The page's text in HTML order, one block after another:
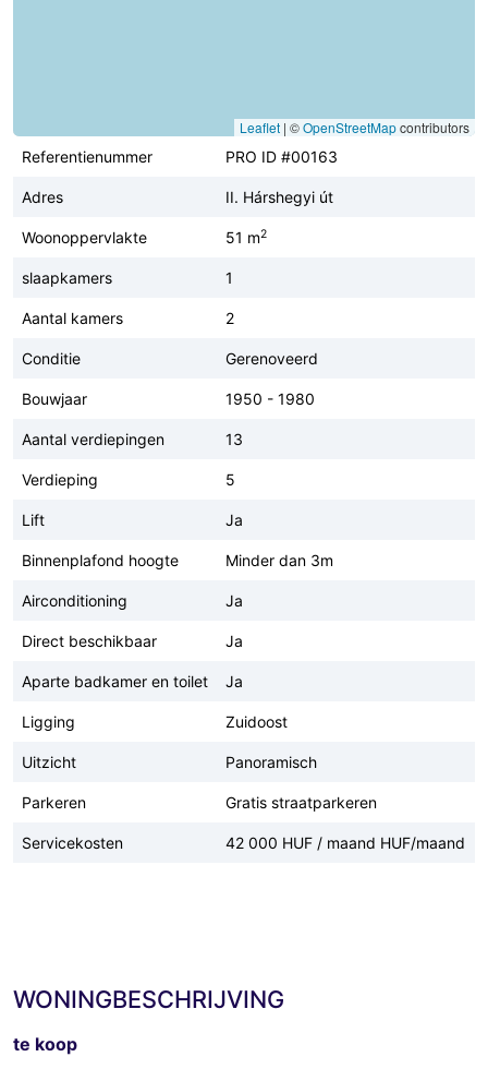
Leaflet | ©OpenStreetMapcontributors
Referentienummer
PRO ID #00163
Adres II. Hárshegyi út
Woonoppervlakte 51 m2
slaapkamers 1
Aantal kamers 2
Conditie Gerenoveerd
Bouwjaar 1950 - 1980
Aantal verdiepingen 13
Verdieping 5
Lift Ja
Binnenplafond hoogte Minder dan 3m
Airconditioning Ja
Direct beschikbaar Ja
Aparte badkamer en toilet Ja
Ligging Zuidoost
Uitzicht Panoramisch
Parkeren Gratis straatparkeren
Servicekosten 42 000 HUF / maand HUF/maand
WONINGBESCHRIJVING
te koop